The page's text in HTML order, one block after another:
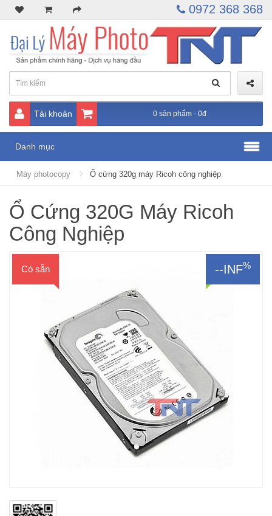
0972 368 368
Tài khoản 0 sản phẩm - 0đ
Danh mục
Máy photocopy Ổ cứng 320g máy Ricoh công nghiệp
Ổ Cứng 320G Máy Ricoh
Công Nghiệp
Có sẵn --INF%